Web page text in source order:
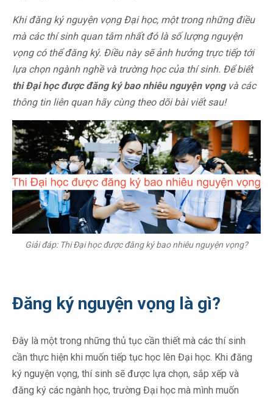
Khi đăng ký nguyện vọng Đại học, một trong những điều
mà các thí sinh quan tâm nhất đó là số lượng nguyện
vọng có thể đăng ký. Điều này sẽ ảnh hưởng trực tiếp tới
lựa chọn ngành nghề và trường học của thí sinh. Để biết
thi Đại học được đăng ký bao nhiêu nguyện vọng và các
thông tin liên quan hãy cùng theo dõi bài viết sau!
Giải đáp: Thi Đại học được đăng ký bao nhiêu nguyện vọng?
Đăng ký nguyện vọng là gì?
Đây là một trong những thủ tục cần thiết mà các thí sinh
cần thực hiện khi muốn tiếp tục học lên Đại học. Khi đăng
ký nguyện vọng, thí sinh sẽ được lựa chọn, sắp xếp và
đăng ký các ngành học, trường Đại học mà mình muốn